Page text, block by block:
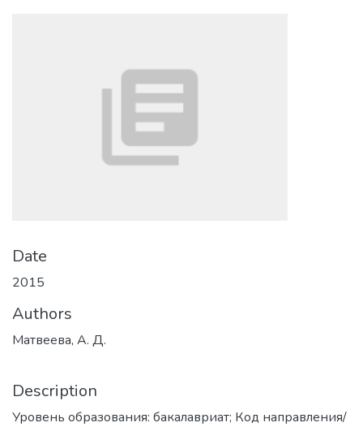
Date
2015
Authors
Матвеева, А. Д.
Description
Уровень образования: бакалавриат; Код направления/